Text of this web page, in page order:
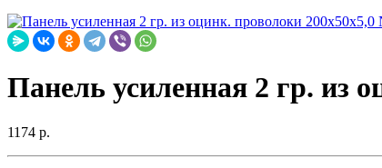
Панель усиленная 2 гр. из
1174 р.